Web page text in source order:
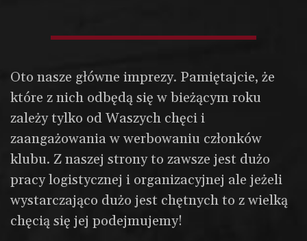
Oto nasze główne imprezy. Pamiętajcie, że
które z nich odbędą się w bieżącym roku
zależy tylko od Waszych chęci i
zaangażowania w werbowaniu członków
klubu. Z naszej strony to zawsze jest dużo
pracy logistycznej i organizacyjnej ale jeżeli
wystarczająco dużo jest chętnych to z wielką
chęcią się jej podejmujemy!